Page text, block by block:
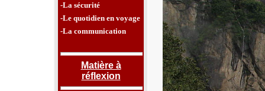
-La sécurité
-Le quotidien en voyage
-La communication
Matière à
réflexion